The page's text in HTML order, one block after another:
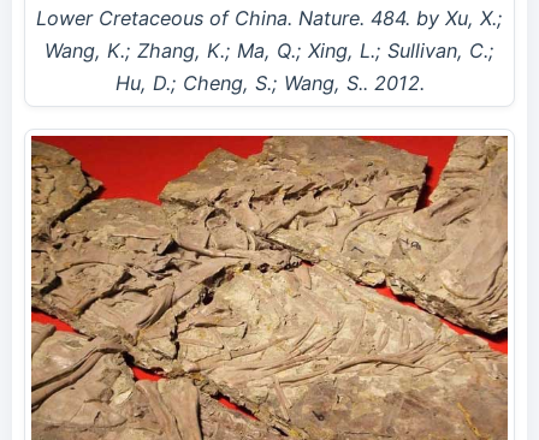
Lower Cretaceous of China. Nature. 484. by Xu, X.;
Wang, K.; Zhang, K.; Ma, Q.; Xing, L.; Sullivan, C.;
Hu, D.; Cheng, S.; Wang, S.. 2012.